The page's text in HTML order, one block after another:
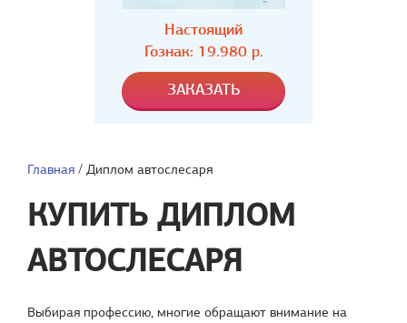
Настоящий
Гознак: 19.980 р.
Главная / Диплом автослесаря
КУПИТЬ ДИПЛОМ
АВТОСЛЕСАРЯ
Выбирая профессию, многие обращают внимание на